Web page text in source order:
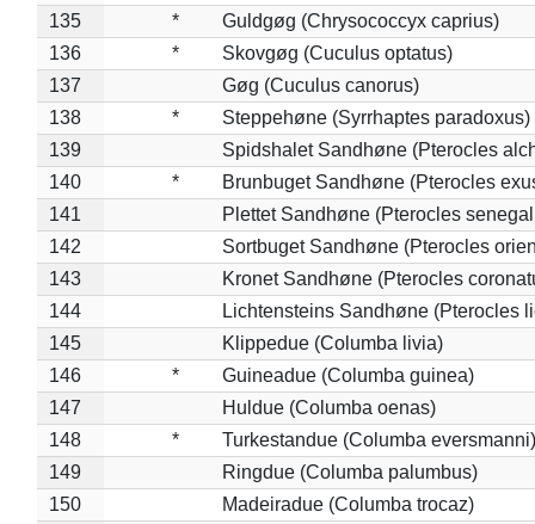
135
*
Guldgøg (Chrysococcyx caprius)
136
*
Skovgøg (Cuculus optatus)
137
Gøg (Cuculus canorus)
138
*
Steppehøne (Syrrhaptes paradoxus)
139
Spidshalet Sandhøne (Pterocles
140
*
Brunbuget Sandhøne (Pterocles
141
Plettet Sandhøne (Pterocles
142
Sortbuget Sandhøne (Pterocles
143
Kronet Sandhøne (Pterocles
144
Lichtensteins Sandhøne (Pterocles
145
Klippedue (Columba livia)
146
*
Guineadue (Columba guinea)
147
Huldue (Columba oenas)
148
*
Turkestandue (Columba eversmanni)
149
Ringdue (Columba palumbus)
150
Madeiradue (Columba trocaz)